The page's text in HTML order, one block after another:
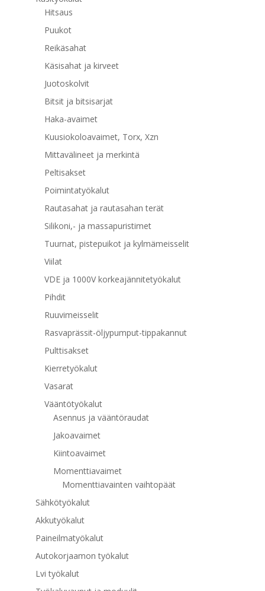
Hitsaus
Puukot
Reikäsahat
Käsisahat ja kirveet
Juotoskolvit
Bitsit ja bitsisarjat
Haka-avaimet
Kuusiokoloavaimet, Torx, Xzn
Mittavälineet ja merkintä
Peltisakset
Poimintatyökalut
Rautasahat ja rautasahan terät
Silikoni,- ja massapuristimet
Tuurnat, pistepuikot ja kylmämeisselit
Viilat
VDE ja 1000V korkeajännitetyökalut
Pihdit
Ruuvimeisselit
Rasvaprässit-öljypumput-tippakannut
Pulttisakset
Kierretyökalut
Vasarat
Vääntötyökalut
Asennus ja vääntöraudat
Jakoavaimet
Kiintoavaimet
Momenttiavaimet
Momenttiavainten vaihtopäät
Sähkötyökalut
Akkutyökalut
Paineilmatyökalut
Autokorjaamon työkalut
Lvi työkalut